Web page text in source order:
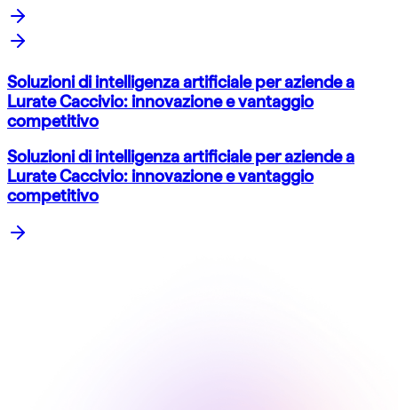
Soluzioni di intelligenza artificiale per aziende a
Lurate Caccivio: innovazione e vantaggio
competitivo
Soluzioni di intelligenza artificiale per aziende a
Lurate Caccivio: innovazione e vantaggio
competitivo